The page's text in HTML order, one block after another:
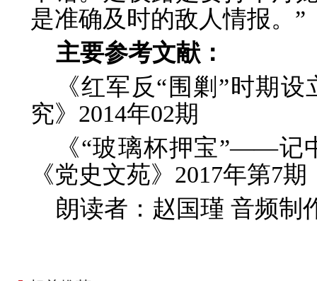
是准确及时的敌人情报。”
主要参考文献：
《红军反“围剿”时期
究》2014年02期
《“玻璃杯押宝”——记
《党史文苑》2017年第7期
朗读者：赵国瑾 音频制